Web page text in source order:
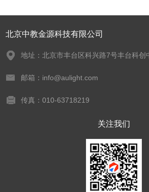
北京中教金源科技有限公司
地址：北京市丰台区科兴路7号丰台科创
邮箱：info@aulight.com
传真：010-63718219
关注我们